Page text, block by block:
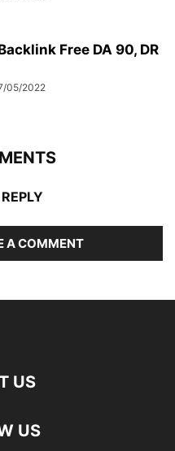
Free DA 90, DR
05/2022
A COMMENT
US
US